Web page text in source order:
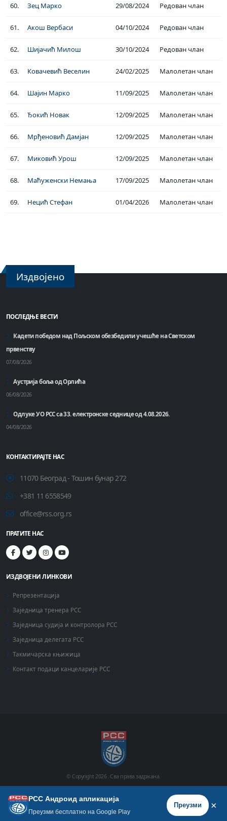
60. Зец Марко 29/08/2024 Редован члан
61. Акош Вербаси 04/10/2024 Редован члан
62. Шијачић Милош 30/10/2024 Редован члан
63. Ковачевић Веселин 24/02/2025 Малолетан члан
64. Шајин Марко 11/09/2025 Малолетан члан
65. Ђокић Новак 12/09/2025 Малолетан члан
66. Мрђеновић Дамјан 12/09/2025 Малолетан члан
67. Миковић Урош 12/09/2025 Малолетан члан
68. Маћуженски Немања 17/09/2025 Малолетан члан
69. Нецић Стефан 01/04/2026 Малолетан члан
Издвојено
ПОСЛЕДЊЕ ВЕСТИ
Кадети победом над Пољском обезбедили учешће на Светском
првенству
07/08/2026
Аустрија боља од Орлића
06/08/2026
Одлуке УО РСС са 33. електронске седнице од 4.08.2026.
04/08/2026
КОНТАКТИРАЈТЕ НАС
11070 Београд - Тошин бунар 272
+381 11 6558549
office@rss.org.rs
ПРАТИТЕ НАС
ИЗДВОЈЕНИ ЛИНКОВИ
Репрезентација
Заједница тренера РСС
Заједница судија и контролора РСС
Заједница делегата РСС
Такмичарска књижица
Контакт подаци канцеларије РСС
© Copyright 2026 . Сва права задржана.
Почетна Историја Фото галерија Видео галерија
РСС Андроид апликација
Преузми бесплатно на Google Play
Преузми ×